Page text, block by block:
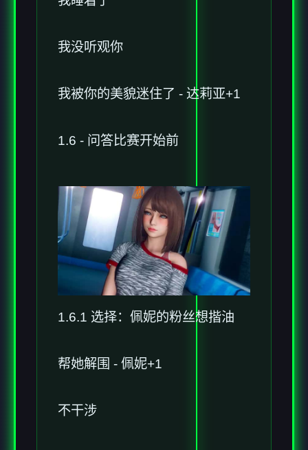
我没听观你
我被你的美貌迷住了 - 达莉亚+1
1.6 - 问答比赛开始前
1.6.1 选择：佩妮的粉丝想揩油
帮她解围 - 佩妮+1
不干涉